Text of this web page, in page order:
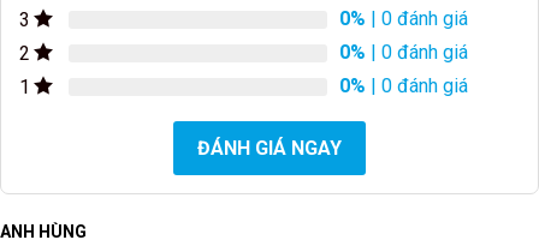
3
0% | 0 đánh giá
2
0% | 0 đánh giá
1
0% | 0 đánh giá
ĐÁNH GIÁ NGAY
ANH HÙNG